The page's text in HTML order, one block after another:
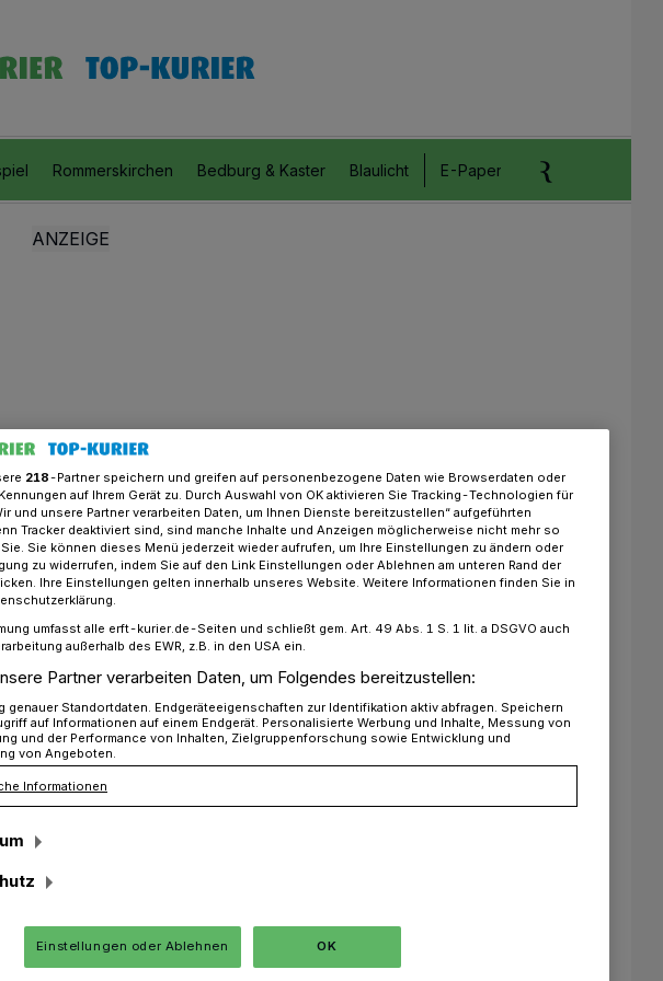
Rommerskirchen Bedburg & Kaster Blaulicht E-Paper Anzeigen aufgeben
im Mai weiter gesunken
im Mai
im Rhein-Kreis ist im Mai weiter
der „Agentur für Arbeit“ hervor.
218-Partner speichern und greifen auf personenbezogene Daten wie Browserdaten oder
auf Ihrem Gerät zu. Durch Auswahl von OK aktivieren Sie Tracking-Technologien für
und unsere Partner verarbeiten Daten, um Ihnen Dienste bereitzustellen“ aufgeführten
Tracker deaktiviert sind, sind manche Inhalte und Anzeigen möglicherweise nicht mehr so
Sie können dieses Menü jederzeit wieder aufrufen, um Ihre Einstellungen zu ändern oder
zu widerrufen, indem Sie auf den Link Einstellungen oder Ablehnen am unteren Rand der
Ihre Einstellungen gelten innerhalb unseres Website. Weitere Informationen finden Sie in
umfasst alle erft-kurier.de-Seiten und schließt gem. Art. 49 Abs. 1 S. 1 lit. a DSGVO auch
außerhalb des EWR, z.B. in den USA ein.
Partner verarbeiten Daten, um Folgendes bereitzustellen:
genauer Standortdaten. Endgeräteeigenschaften zur Identifikation aktiv abfragen. Speichern
auf Informationen auf einem Endgerät. Personalisierte Werbung und Inhalte, Messung von
und der Performance von Inhalten, Zielgruppenforschung sowie Entwicklung und
von Angeboten.
Informationen
Einstellungen oder Ablehnen OK